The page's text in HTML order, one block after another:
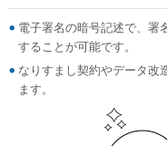
電子署名の暗号記述で、署
することが可能です。
なりすまし契約やデータ改
ます。